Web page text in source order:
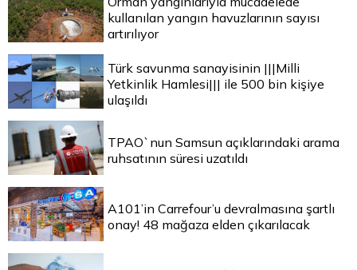
kullanılan yangın havuzlarının sayısı
artırılıyor
Türk savunma sanayisinin |||Milli
Yetkinlik Hamlesi||| ile 500 bin kişiye
ulaşıldı
TPAO`nun Samsun açıklarındaki arama
ruhsatının süresi uzatıldı
A101’in Carrefour’u devralmasına şartlı
onay! 48 mağaza elden çıkarılacak